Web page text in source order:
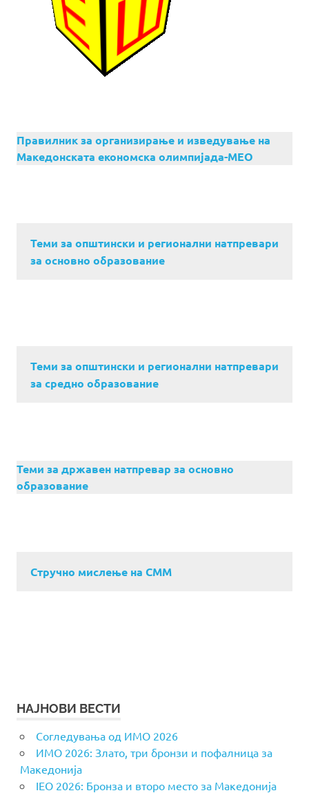
Правилник за организирање и изведување на
Македонската економска олимпијада-МЕО
Теми за општински и регионални натпревари
за основно образование
Теми за општински и регионални натпревари
за средно образование
Теми за државен натпревар за основно
образование
Стручно мислење на СММ
НАЈНОВИ ВЕСТИ
Согледувања од ИМО 2026
ИМО 2026: Злато, три бронзи и пофалница за
Македонија
IEO 2026: Бронза и второ место за Македонија